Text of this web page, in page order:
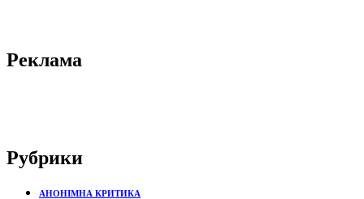
Реклама
Рубрики
АНОНІМНА КРИТИКА